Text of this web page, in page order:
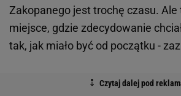
Zakopanego jest trochę czasu. Ale
miejsce, gdzie zdecydowanie
tak, jak miało być od początku -